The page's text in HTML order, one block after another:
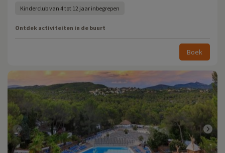
Kinderclub van 4 tot 12 jaar inbegrepen
Ontdek activiteiten in de buurt
Boek